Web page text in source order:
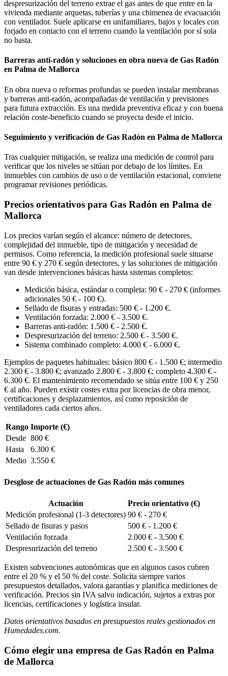
despresurización del terreno extrae el gas antes de que entre en la
vivienda mediante arquetas, tuberías y una chimenea de evacuación
con ventilador. Suele aplicarse en unifamiliares, bajos y locales con
forjado en contacto con el terreno cuando la ventilación por sí sola
no basta.
Barreras anti-radón y soluciones en obra nueva de Gas Radón
en Palma de Mallorca
En obra nueva o reformas profundas se pueden instalar membranas
y barreras anti-radón, acompañadas de ventilación y previsiones
para futura extracción. Es una medida preventiva eficaz y con buena
relación coste-beneficio cuando se proyecta desde el inicio.
Seguimiento y verificación de Gas Radón en Palma de Mallorca
Tras cualquier mitigación, se realiza una medición de control para
verificar que los niveles se sitúan por debajo de los límites. En
inmuebles con cambios de uso o de ventilación estacional, conviene
programar revisiones periódicas.
Precios orientativos para Gas Radón en Palma de
Mallorca
Los precios varían según el alcance: número de detectores,
complejidad del inmueble, tipo de mitigación y necesidad de
permisos. Como referencia, la medición profesional suele situarse
entre 90 € y 270 € según detectores, y las soluciones de mitigación
van desde intervenciones básicas hasta sistemas completos:
Medición básica, estándar o completa: 90 € - 270 € (informes
adicionales 50 € - 100 €).
Sellado de fisuras y entradas: 500 € - 1.200 €.
Ventilación forzada: 2.000 € - 3.500 €.
Barreras anti-radón: 1.500 € - 2.500 €.
Despresurización del terreno: 2.500 € - 3.500 €.
Sistema combinado completo: 4.000 € - 6.000 €.
Ejemplos de paquetes habituales: básico 800 € - 1.500 €; intermedio
2.300 € - 3.800 €; avanzado 2.800 € - 3.800 €; completo 4.300 € -
6.300 €. El mantenimiento recomendado se sitúa entre 100 € y 250
€ al año. Pueden existir costes extra por licencias de obra menor,
certificaciones y desplazamientos, así como reposición de
ventiladores cada ciertos años.
Rango Importe (€)
Desde 800 €
Hasta
6.300 €
Medio 3.550 €
Desglose de actuaciones de Gas Radón más comunes
Actuación
Precio orientativo (€)
Medición profesional (1-3 detectores) 90 € - 270 €
Sellado de fisuras y pasos
500 € - 1.200 €
Ventilación forzada
2.000 € - 3.500 €
Despresurización del terreno
2.500 € - 3.500 €
Existen subvenciones autonómicas que en algunos casos cubren
entre el 20 % y el 50 % del coste. Solicita siempre varios
presupuestos detallados, valora garantías y planifica mediciones de
verificación. Precios sin IVA salvo indicación, sujetos a extras por
licencias, certificaciones y logística insular.
Datos orientativos basados en presupuestos reales gestionados en
Humedades.com.
Cómo elegir una empresa de Gas Radón en Palma
de Mallorca